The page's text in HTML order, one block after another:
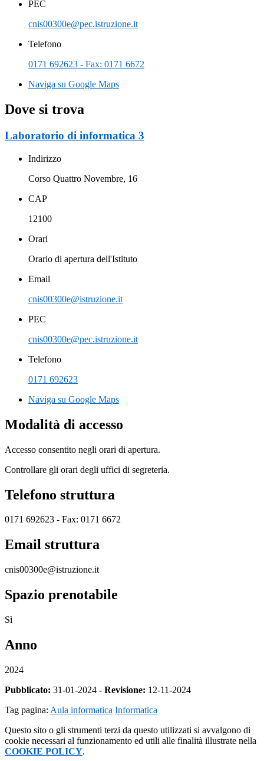
PEC
cnis00300e@pec.istruzione.it
Telefono
0171 692623 - Fax: 0171 6672
Naviga su Google Maps
Dove si trova
Laboratorio di informatica 3
Indirizzo
Corso Quattro Novembre, 16
CAP
12100
Orari
Orario di apertura dell'Istituto
Email
cnis00300e@istruzione.it
PEC
cnis00300e@pec.istruzione.it
Telefono
0171 692623
Naviga su Google Maps
Modalità di accesso
Accesso consentito negli orari di apertura.
Controllare gli orari degli uffici di segreteria.
Telefono struttura
0171 692623 - Fax: 0171 6672
Email struttura
cnis00300e@istruzione.it
Spazio prenotabile
Sì
Anno
2024
Pubblicato: 31-01-2024 - Revisione: 12-11-2024
Tag pagina: Aula informatica Informatica
Questo sito o gli strumenti terzi da questo utilizzati si avvalgono di
cookie necessari al funzionamento ed utili alle finalità illustrate nella
COOKIE POLICY.